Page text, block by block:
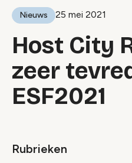
Nieuws 25 mei 2021
Host City
zeer
ESF2021
Rubrieken